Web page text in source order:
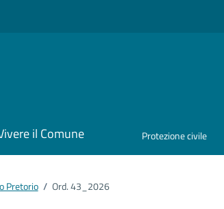
il Comune Protezione civile
Pretorio / Ord. 43_2026